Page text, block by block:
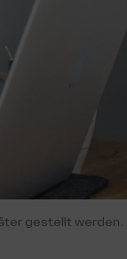
gestellt werden.